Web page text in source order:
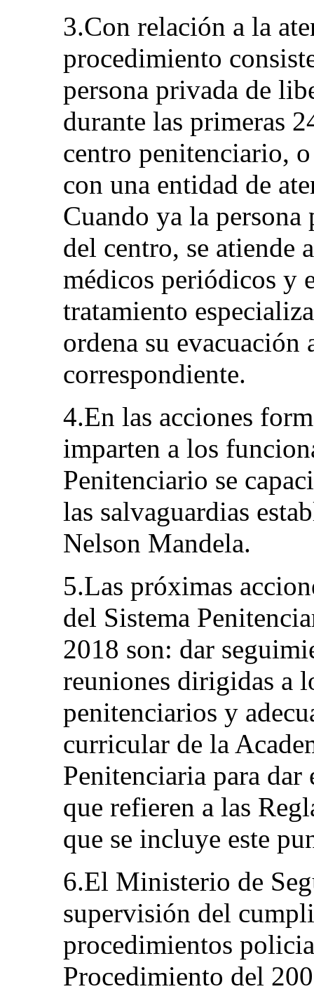
3.Con relación a la
procedimiento
persona privada de
durante las primeras
centro penitenciario,
con una entidad de
Cuando ya la
del centro, se atiende
médicos periódicos y
tratamiento
ordena su
correspondiente.
4.En las acciones
imparten a los
Penitenciario se
las salvaguardias
Nelson Mandela.
5.Las próximas
del Sistema
2018 son: dar
reuniones dirigidas a
penitenciarios y
curricular de la
Penitenciaria para dar
que refieren a las
que se incluye este
6.El Ministerio de
supervisión del
procedimientos
Procedimiento del